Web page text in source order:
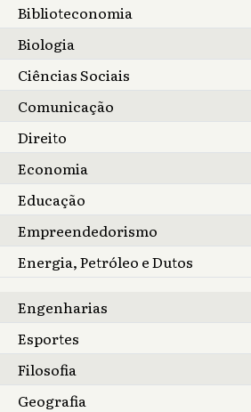
Biblioteconomia
Biologia
Ciências Sociais
Comunicação
Direito
Economia
Educação
Empreendedorismo
Energia, Petróleo e Dutos
Engenharias
Esportes
Filosofia
Geografia